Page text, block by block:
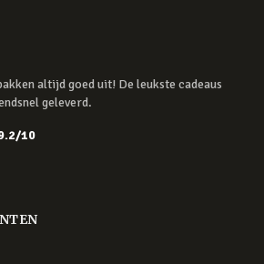
altijd goed uit! De leukste cadeaus
geleverd.
/10